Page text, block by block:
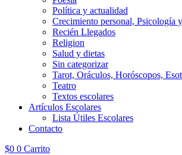
Política y actualidad
Crecimiento personal, Psicología
Recién Llegados
Religion
Salud y dietas
Sin categorizar
Tarot, Oráculos, Horóscopos,
Teatro
Textos escolares
Artículos Escolares
Lista Útiles Escolares
Contacto
$0 0 Carrito